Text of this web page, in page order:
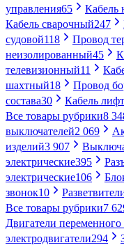
управления65 Кабель
Кабель сварочный247
судовой118 Провод
неизолированный45
телевизионный11
шахтный18 Провод
состава30 Кабель
Все товары рубрики8
выключателей2 069
изделий3 907
электрические395
электрические106
звонок10
Все товары рубрики7
Двигатели переменного
электродвигатели294